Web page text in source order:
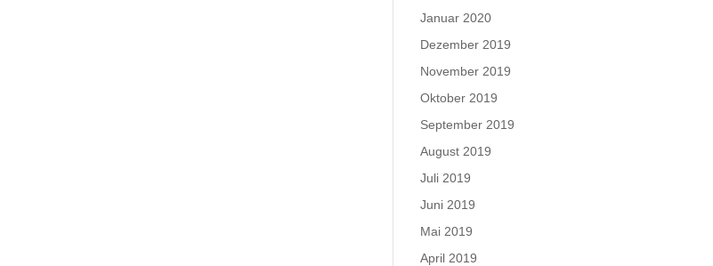
Januar 2020
Dezember 2019
November 2019
Oktober 2019
September 2019
August 2019
Juli 2019
Juni 2019
Mai 2019
April 2019